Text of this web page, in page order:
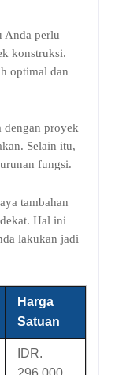
Anda perlu
konstruksi.
optimal dan
dengan proyek
Selain itu,
fungsi.
tambahan
Hal ini
lakukan jadi
Harga
Satuan
IDR.